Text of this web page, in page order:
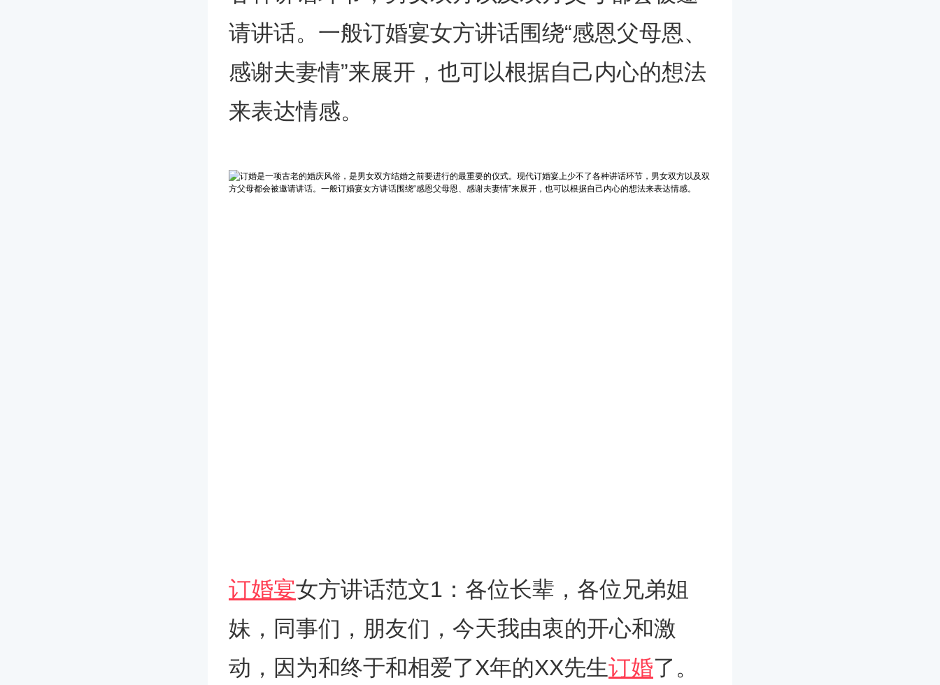
请讲话。一般订婚宴女方讲话围绕“感恩父母恩、
感谢夫妻情”来展开，也可以根据自己内心的想法
来表达情感。
订婚宴女方讲话范文1：各位长辈，各位兄弟姐
妹，同事们，朋友们，今天我由衷的开心和激
动，因为和终于和相爱了X年的XX先生订婚了。